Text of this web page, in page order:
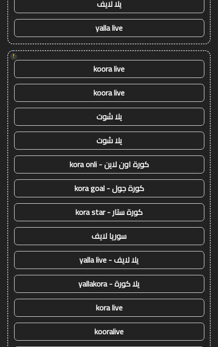
يلا لايف
yalla live
!
koora live
koora live
يلا شوت
يلا شوت
كورة اون لاين - kora onli
كورة جول - kora goal
كورة ستار - kora star
سوريا لايف
يلا لايف - yalla live
يلا كورة - yallakora
kora live
kooralive